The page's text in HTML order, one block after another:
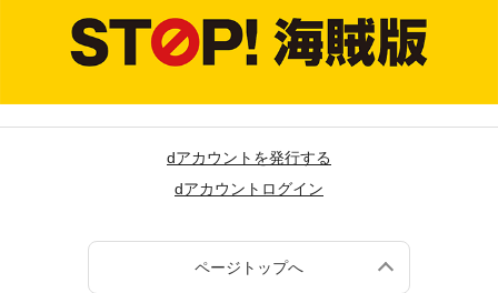
dアカウントを発行する
dアカウントログイン
ページトップへ